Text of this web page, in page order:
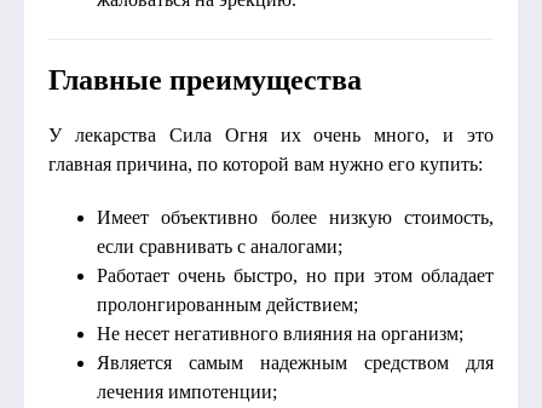
Главные преимущества
У лекарства Сила Огня их очень много, и это
главная причина, по которой вам нужно его купить:
Имеет объективно более низкую стоимость,
если сравнивать с аналогами;
Работает очень быстро, но при этом обладает
пролонгированным действием;
Не несет негативного влияния на организм;
Является самым надежным средством для
лечения импотенции;